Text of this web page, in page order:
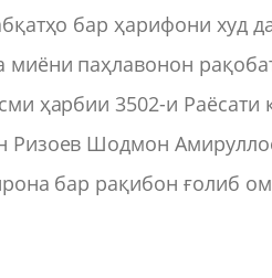
бар ҳарифони худ
паҳлавонон
ҳарбии 3502-и
Ризоев Шодмон
бар рақибон ғолиб